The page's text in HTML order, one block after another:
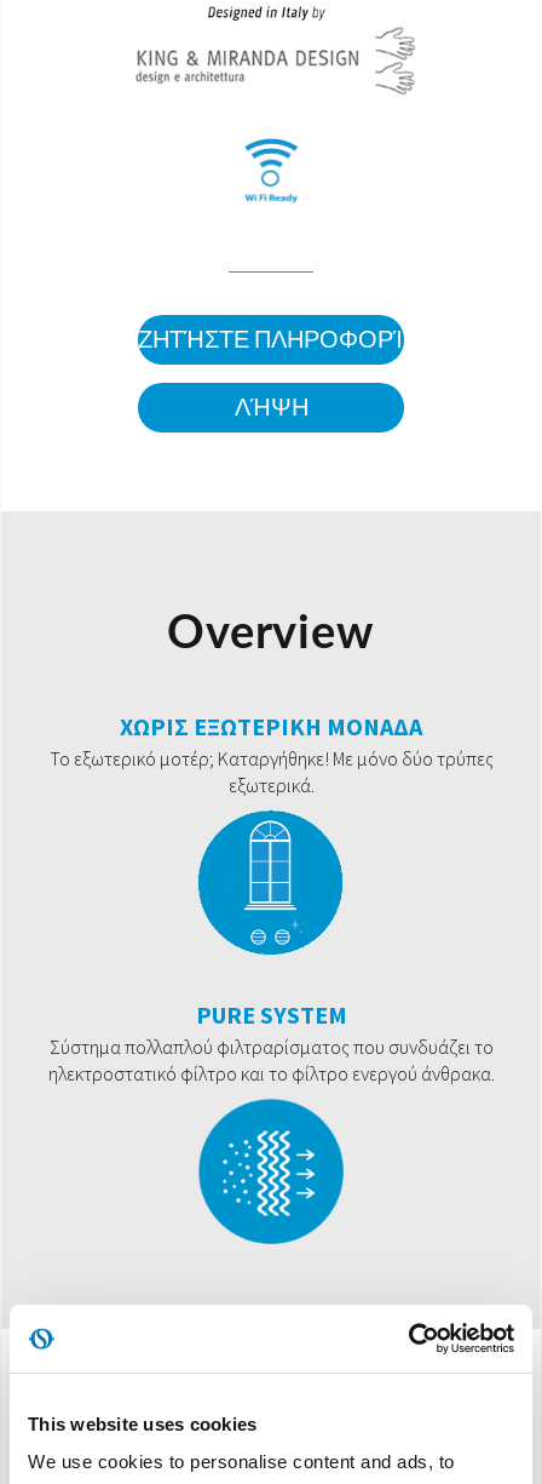
This website uses cookies
We use cookies to personalise content and ads, to
ΖΗΤΉΣΤΕ ΠΛΗΡΟΦΟΡΊΕΣ
ΛΉΨΗ
Overview
ΧΩΡΙΣ ΕΞΩΤΕΡΙΚΗ ΜΟΝΑΔΑ
Το εξωτερικό μοτέρ; Καταργήθηκε! Με μόνο δύο τρύπες
εξωτερικά.
PURE SYSTEM
Σύστημα πολλαπλού φιλτραρίσματος που συνδυάζει το
ηλεκτροστατικό φίλτρο και το φίλτρο ενεργού άνθρακα.
Προδιαγραφές